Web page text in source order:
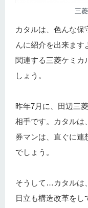
三
カタルは、色んな
んに紹介を出来ま
関連する三菱ケミカ
しょう。
昨年7月に、田辺三
相手です。カタルは
券マンは、直ぐに連
でしょう。
そうして…カタルは
日立も構造改革をし